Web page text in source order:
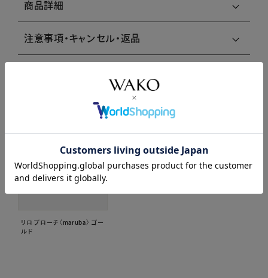
商品詳細
注意事項・キャンセル・返品
リロ ブローチ〈maruba〉 ゴー
ルド